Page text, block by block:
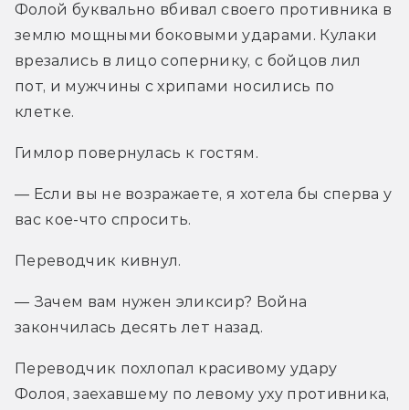
Фолой буквально вбивал своего противника в
землю мощными боковыми ударами. Кулаки
врезались в лицо сопернику, с бойцов лил
пот, и мужчины с хрипами носились по
клетке.
Гимлор повернулась к гостям.
— Если вы не возражаете, я хотела бы сперва у
вас кое-что спросить.
Переводчик кивнул.
— Зачем вам нужен эликсир? Война
закончилась десять лет назад.
Переводчик похлопал красивому удару
Фолоя, заехавшему по левому уху противника,